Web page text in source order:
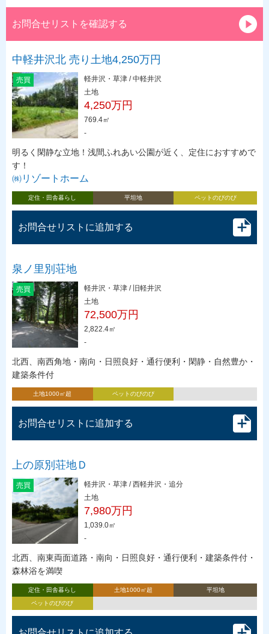
お問合せリストを確認する
中軽井沢北 売り土地4,250万円
売買
軽井沢・草津 / 中軽井沢
土地
4,250万円
769.4㎡
-
明るく閑静な立地！浅間ふれあい公園が近く、定住におすすめで
す！
㈱リゾートホーム
定住・田舎暮らし 平坦地 ペットのびのび
お問合せリストに追加する
泉ノ里別荘地
売買
軽井沢・草津 / 旧軽井沢
土地
72,500万円
2,822.4㎡
-
北西、南西角地・南向・日照良好・通行便利・閑静・自然豊か・
建築条件付
土地1000㎡超 ペットのびのび
お問合せリストに追加する
上の原別荘地Ｄ
売買
軽井沢・草津 / 西軽井沢・追分
土地
7,980万円
1,039.0㎡
-
北西、南東両面道路・南向・日照良好・通行便利・建築条件付・
森林浴を満喫
定住・田舎暮らし 土地1000㎡超
平坦地
ペットのびのび